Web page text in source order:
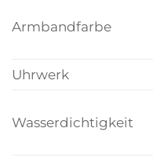
Armbandfarbe
Uhrwerk
Wasserdichtigkeit